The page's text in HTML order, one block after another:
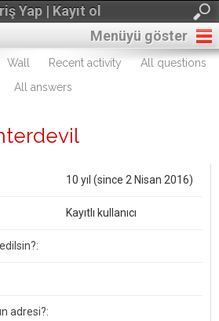
Yap | Kayıt ol
Menüyü göster
Wall Recent activity
All questions
All answers
10 yıl (since 2 Nisan 2016)
Kayıtlı kullanıcı
adresi?: